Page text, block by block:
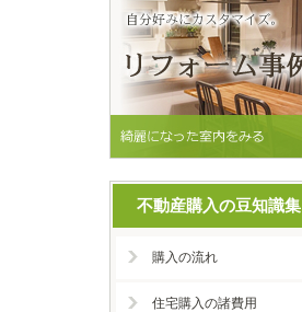
不動産購入の豆知識集
購入の流れ
住宅購入の諸費用